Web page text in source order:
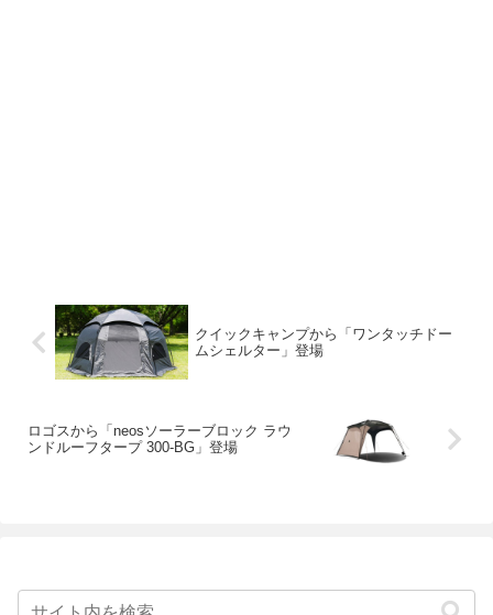
クイックキャンプから「ワンタッチドー
ムシェルター」登場
ロゴスから「neosソーラーブロック ラウ
ンドルーフタープ 300-BG」登場